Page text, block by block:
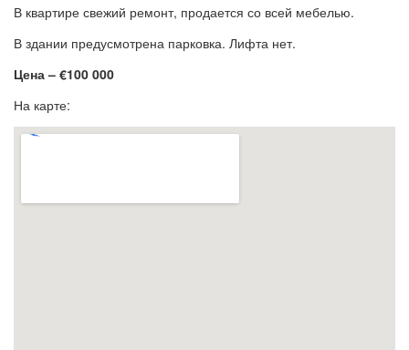
В квартире свежий ремонт, продается со всей мебелью.
В здании предусмотрена парковка. Лифта нет.
Цена – €100 000
На карте: